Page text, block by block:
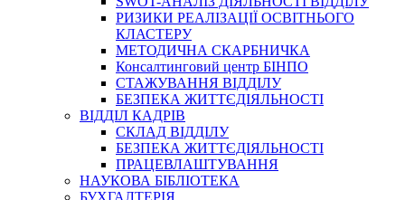
РИЗИКИ РЕАЛІЗАЦІЇ ОСВІТНЬОГО
КЛАСТЕРУ
МЕТОДИЧНА СКАРБНИЧКА
Консалтинговий центр БІНПО
СТАЖУВАННЯ ВІДДІЛУ
БЕЗПЕКА ЖИТТЄДІЯЛЬНОСТІ
ВІДДІЛ КАДРІВ
СКЛАД ВІДДІЛУ
БЕЗПЕКА ЖИТТЄДІЯЛЬНОСТІ
ПРАЦЕВЛАШТУВАННЯ
НАУКОВА БІБЛІОТЕКА
БУХГАЛТЕРІЯ